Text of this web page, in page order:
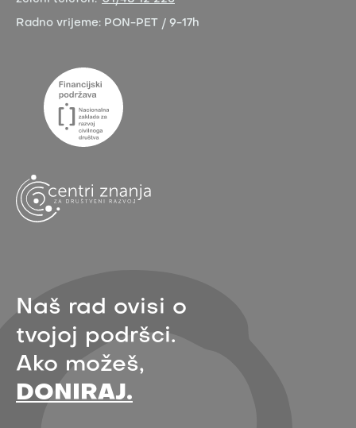
Radno vrijeme: PON-PET / 9-17h
Naš rad ovisi o
tvojoj podršci.
Ako možeš,
DONIRAJ.